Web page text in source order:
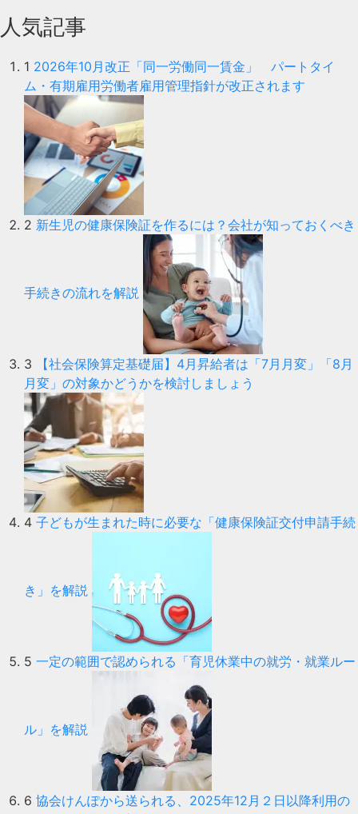
人気記事
1 2026年10月改正「同一労働同一賃金」 パートタイ
ム・有期雇用労働者雇用管理指針が改正されます
2 新生児の健康保険証を作るには？会社が知っておくべき
手続きの流れを解説
3
【社会保険算定基礎届】4月昇給者は「7月月変」「8月
月変」の対象かどうかを検討しましょう
4 子どもが生まれた時に必要な「健康保険証交付申請手続
き」を解説
5 一定の範囲で認められる「育児休業中の就労・就業ルー
ル」を解説
6 協会けんぽから送られる、2025年12月２日以降利用の